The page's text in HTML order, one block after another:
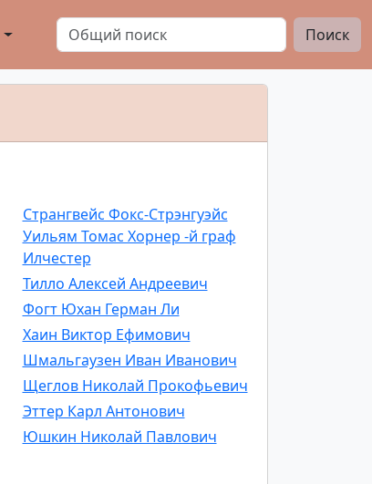
Поиск
Странгвейс Фокс-Стрэнгуэйс
Уильям Томас Хорнер -й граф
Илчестер
Тилло Алексей Андреевич
Фогт Юхан Герман Ли
Хаин Виктор Ефимович
Шмальгаузен Иван Иванович
Щеглов Николай Прокофьевич
Эттер Карл Антонович
Юшкин Николай Павлович